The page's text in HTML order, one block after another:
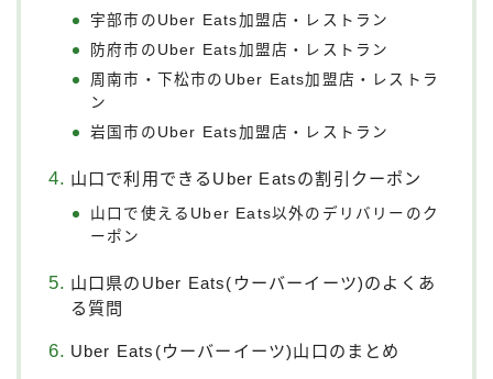
宇部市のUber Eats加盟店・レストラン
防府市のUber Eats加盟店・レストラン
周南市・下松市のUber Eats加盟店・レストラ
ン
岩国市のUber Eats加盟店・レストラン
山口で利用できるUber Eatsの割引クーポン
山口で使えるUber Eats以外のデリバリーのク
ーポン
山口県のUber Eats(ウーバーイーツ)のよくあ
る質問
Uber Eats(ウーバーイーツ)山口のまとめ